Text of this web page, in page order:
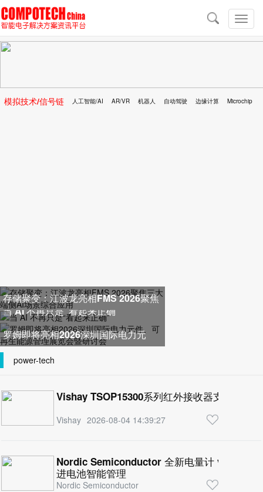
切
换
导
导
航
模拟技术/信号链 人工智能/AI AR/VR 机器人 自动驾驶 边缘计算 Microchip
存储聚变：江波龙亮相FMS 2026聚焦
三大端侧AI场景综合应用
当 AI 不再只是“看起来正确”
罗姆即将亮相2026深圳国际电力元
件、可再生能源管理展览会暨研
power-tech
Vishay TSOP15300系列红外接收器支持所有
Vishay 2026-08-04 14:39:27
Nordic Semiconductor 全新电量计 v2.0 现已
进电池智能管理
Nordic Semiconductor